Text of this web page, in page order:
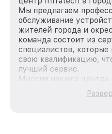
Мы предлагаем
обслуживание
жителей города и
команда состоит из
специалистов,
свою квалификацию,
лучший сервис.
Миссия нашего центра
качественный и
каждого пользователя